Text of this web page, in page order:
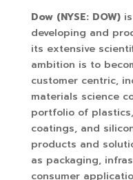
Dow (NYSE: DOW)is
developing and
its extensive
ambition is to
customer centric,
materials science
portfolio of
coatings, and
products and
as packaging,
consumer